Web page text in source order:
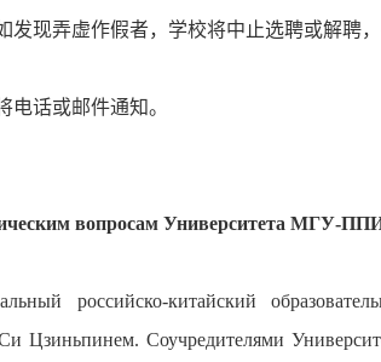
发现弄虚作假者，学校将中止选聘或解聘
电话或邮件通知。
вопросам Университета МГУ-
российско-китайский
Соучредителями